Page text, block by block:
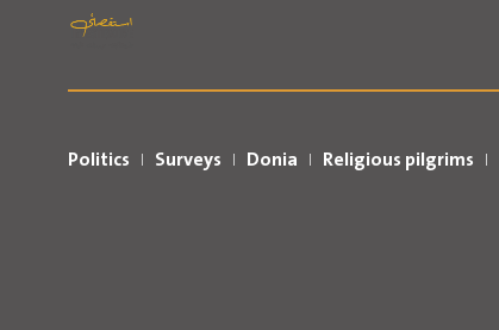
Politics Surveys Donia Religious pilgrims